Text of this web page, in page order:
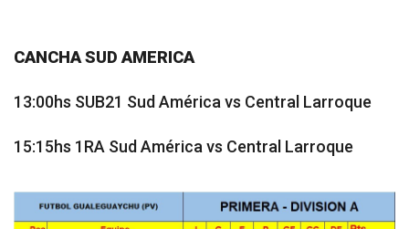
CANCHA SUD AMERICA
13:00hs SUB21 Sud América vs Central Larroque
15:15hs 1RA Sud América vs Central Larroque